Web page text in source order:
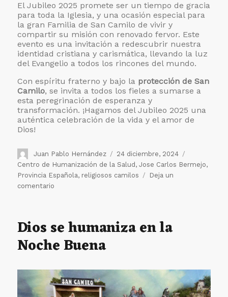
El Jubileo 2025 promete ser un tiempo de gracia
para toda la Iglesia, y una ocasión especial para
la gran Familia de San Camilo de vivir y
compartir su misión con renovado fervor. Este
evento es una invitación a redescubrir nuestra
identidad cristiana y carismática, llevando la luz
del Evangelio a todos los rincones del mundo.
Con espíritu fraterno y bajo la protección de San
Camilo, se invita a todos los fieles a sumarse a
esta peregrinación de esperanza y
transformación. ¡Hagamos del Jubileo 2025 una
auténtica celebración de la vida y el amor de
Dios!
Autor
Juan Pablo Hernández
Publicado
el
24 diciembre, 2024
Centro de Humanización de la Salud ,Jose Carlos Bermejo,
Provincia Española, religiosos camilos
Deja un
comentario
Espiritual
Compromiso
la
Gran
Familia
Dios se humaniza en la
Noche Buena